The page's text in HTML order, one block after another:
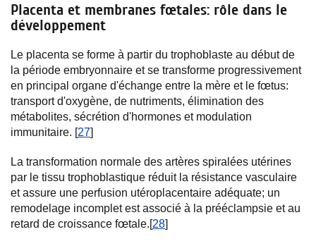
Placenta et membranes fœtales: rôle dans le
développement
Le placenta se forme à partir du trophoblaste au début de
la période embryonnaire et se transforme progressivement
en principal organe d'échange entre la mère et le fœtus:
transport d'oxygène, de nutriments, élimination des
métabolites, sécrétion d'hormones et modulation
immunitaire. [27]
La transformation normale des artères spiralées utérines
par le tissu trophoblastique réduit la résistance vasculaire
et assure une perfusion utéroplacentaire adéquate; un
remodelage incomplet est associé à la prééclampsie et au
retard de croissance fœtale.[28]